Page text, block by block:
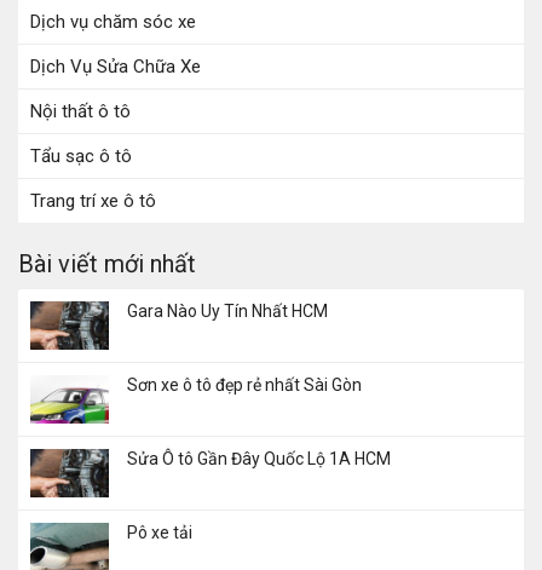
Dịch vụ chăm sóc xe
Dịch Vụ Sửa Chữa Xe
Nội thất ô tô
Tẩu sạc ô tô
Trang trí xe ô tô
Bài viết mới nhất
Gara Nào Uy Tín Nhất HCM
Sơn xe ô tô đẹp rẻ nhất Sài Gòn
Sửa Ô tô Gần Đây Quốc Lộ 1A HCM
Pô xe tải